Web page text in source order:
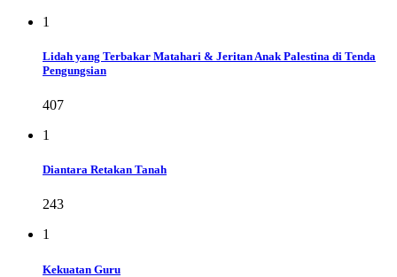
1
Lidah yang Terbakar Matahari & Jeritan Anak Palestina di Tenda
Pengungsian
407
1
Diantara Retakan Tanah
243
1
Kekuatan Guru